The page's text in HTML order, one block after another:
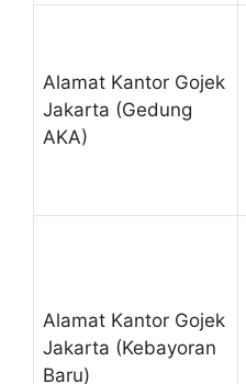
Alamat Kantor Gojek
Jakarta (Gedung
AKA)
Alamat Kantor Gojek
Jakarta (Kebayoran
Baru)